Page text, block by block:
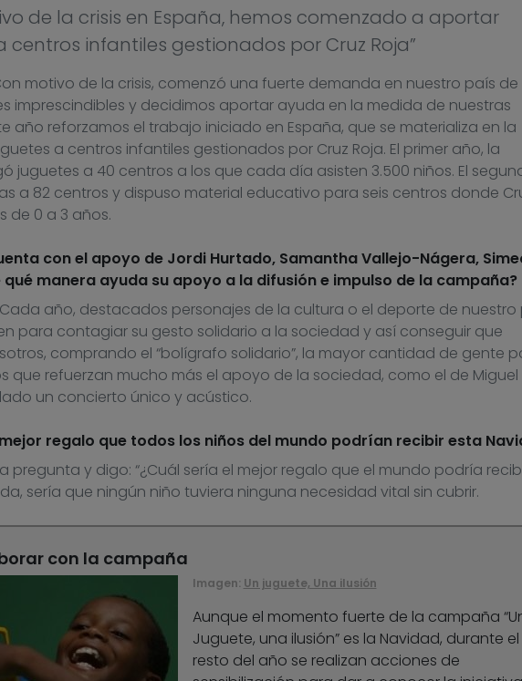
de la crisis en España, hemos comenzado a aportar
centros infantiles gestionados por Cruz Roja”
motivo de la crisis, comenzó una fuerte demanda en nuestro país de
imprescindibles y decidimos aportar ayuda en la medida de nuestras
año reforzamos el trabajo iniciado en España, que se materializa en la
a centros infantiles gestionados por Cruz Roja. El primer año, la
juguetes a 40 centros a los que cada día asisten 3.500 niños. El
a 82 centros y dispuso material educativo para seis centros donde
de 0 a 3 años.
con el apoyo de Jordi Hurtado, Samantha Vallejo-Nágera,
qué manera ayuda su apoyo a la difusión e impulso de la campaña?
año, destacados personajes de la cultura o el deporte de nuestro
para contagiar su gesto solidario a la sociedad y así conseguir que
comprando el “bolígrafo solidario”, la mayor cantidad de gente
que refuerzan mucho más el apoyo de la sociedad, como el de Miguel
un concierto único y acústico.
regalo que todos los niños del mundo podrían recibir esta
pregunta y digo: “¿Cuál sería el mejor regalo que el mundo podría
sería que ningún niño tuviera ninguna necesidad vital sin cubrir.
con la campaña
Imagen: Un juguete, Una ilusión
Aunque el momento fuerte de la campaña
Juguete, una ilusión” es la Navidad, durante el
resto del año se realizan acciones de